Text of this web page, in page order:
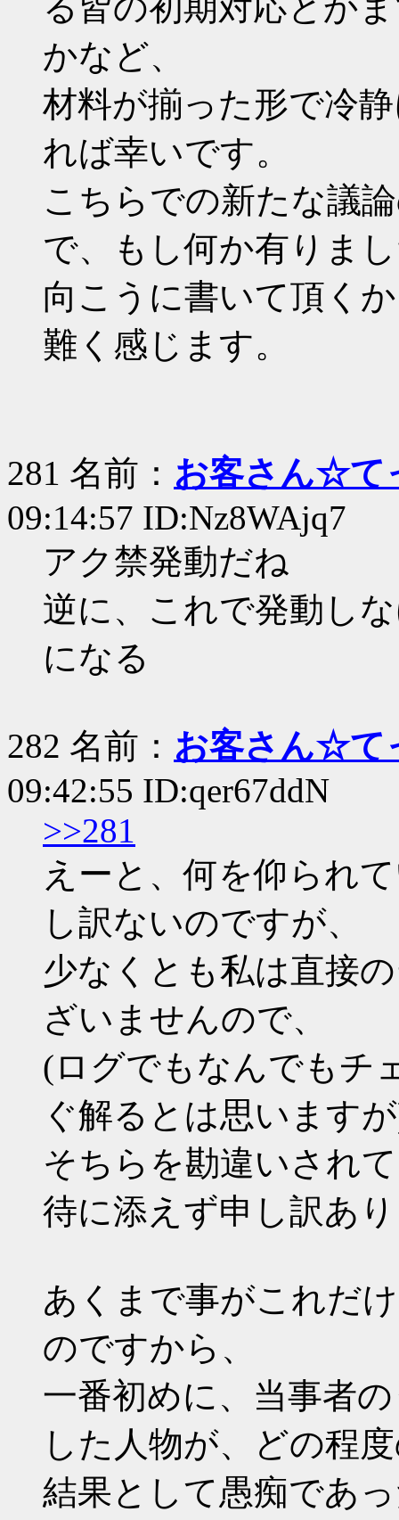
かなど、
材料が揃った形で冷
れば幸いです。
こちらでの新たな議
で、もし何か有りま
向こうに書いて頂く
難く感じます。
281 名前： お客さん☆て
09:14:57 ID:Nz8WAjq7
アク禁発動だね
逆に、これで発動し
になる
282 名前： お客さん☆て
09:42:55 ID:qer67ddN
>>281
えーと、何を仰られ
し訳ないのですが、
少なくとも私は直接
ざいませんので、
(ログでもなんでもチ
ぐ解るとは思います
そちらを勘違いされ
待に添えず申し訳あ
あくまで事がこれだ
のですから、
一番初めに、当事者
した人物が、どの程
結果として愚痴であ